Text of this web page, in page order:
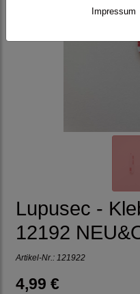
Lupusec -
12192
Artikel-Nr.: 121922
4,99 €
Impressum